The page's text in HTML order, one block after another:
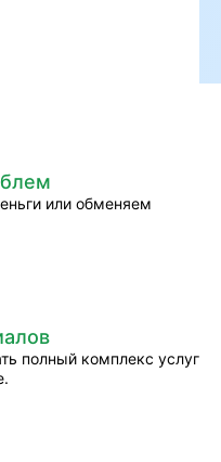
или обменяем
полный комплекс услуг